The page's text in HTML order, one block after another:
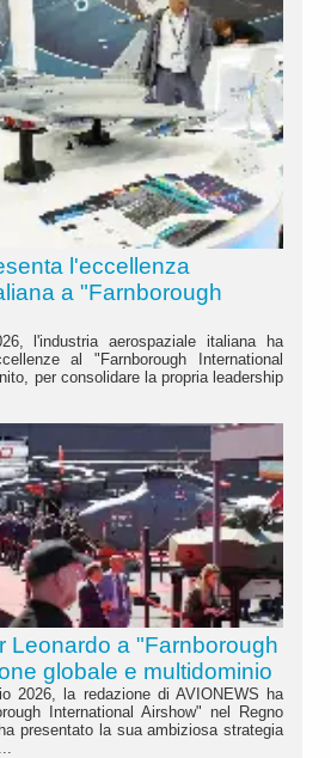
l'eccellenza
a "Farnborough
l'industria aerospaziale italiana ha
al "Farnborough International
per consolidare la propria leadership
Leonardo a "Farnborough
globale e multidominio
2026, la redazione di AVIONEWS ha
International Airshow" nel Regno
presentato la sua ambiziosa strategia